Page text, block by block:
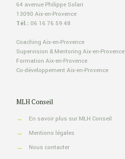
64 avenue Philippe Solari
13090 Aix-en-Provence
Tél.: 06 16 76 59 48
Coaching Aix-en-Provence
Supervision & Mentoring Aix-en-Provence
Formation Aix-en-Provence
Co-développement Aix-en-Provence
MLH Conseil
→
En savoir plus sur MLH Conseil
→
Mentions légales
→
Nous contacter